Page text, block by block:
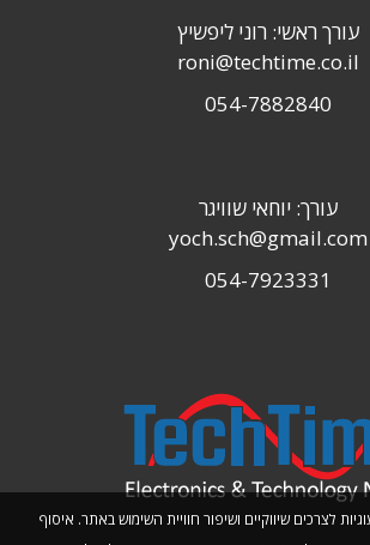
לצרכים שיווקיים ושיפור חוויית השימוש באתר. איסוף
עורך ראשי: רוני ליפשיץ
roni@techtime.co.il
054-7882840
עורך: יוחאי שוויגר
yoch.sch@gmail.com
054-7923331